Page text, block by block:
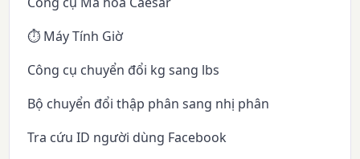
⏱️ Máy Tính Giờ
Công cụ chuyển đổi kg sang lbs
Bộ chuyển đổi thập phân sang nhị phân
Tra cứu ID người dùng Facebook